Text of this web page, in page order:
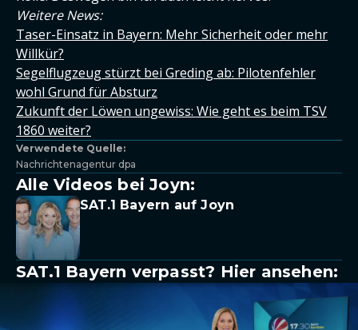
Weitere News:
Taser-Einsatz in Bayern: Mehr Sicherheit oder mehr
Willkür?
Segelflugzeug stürzt bei Greding ab: Pilotenfehler
wohl Grund für Absturz
Zukunft der Löwen ungewiss: Wie geht es beim TSV
1860 weiter?
Verwendete Quelle:
Nachrichtenagentur dpa
Alle Videos bei Joyn:
SAT.1 Bayern auf Joyn
SAT.1 Bayern verpasst? Hier ansehen: